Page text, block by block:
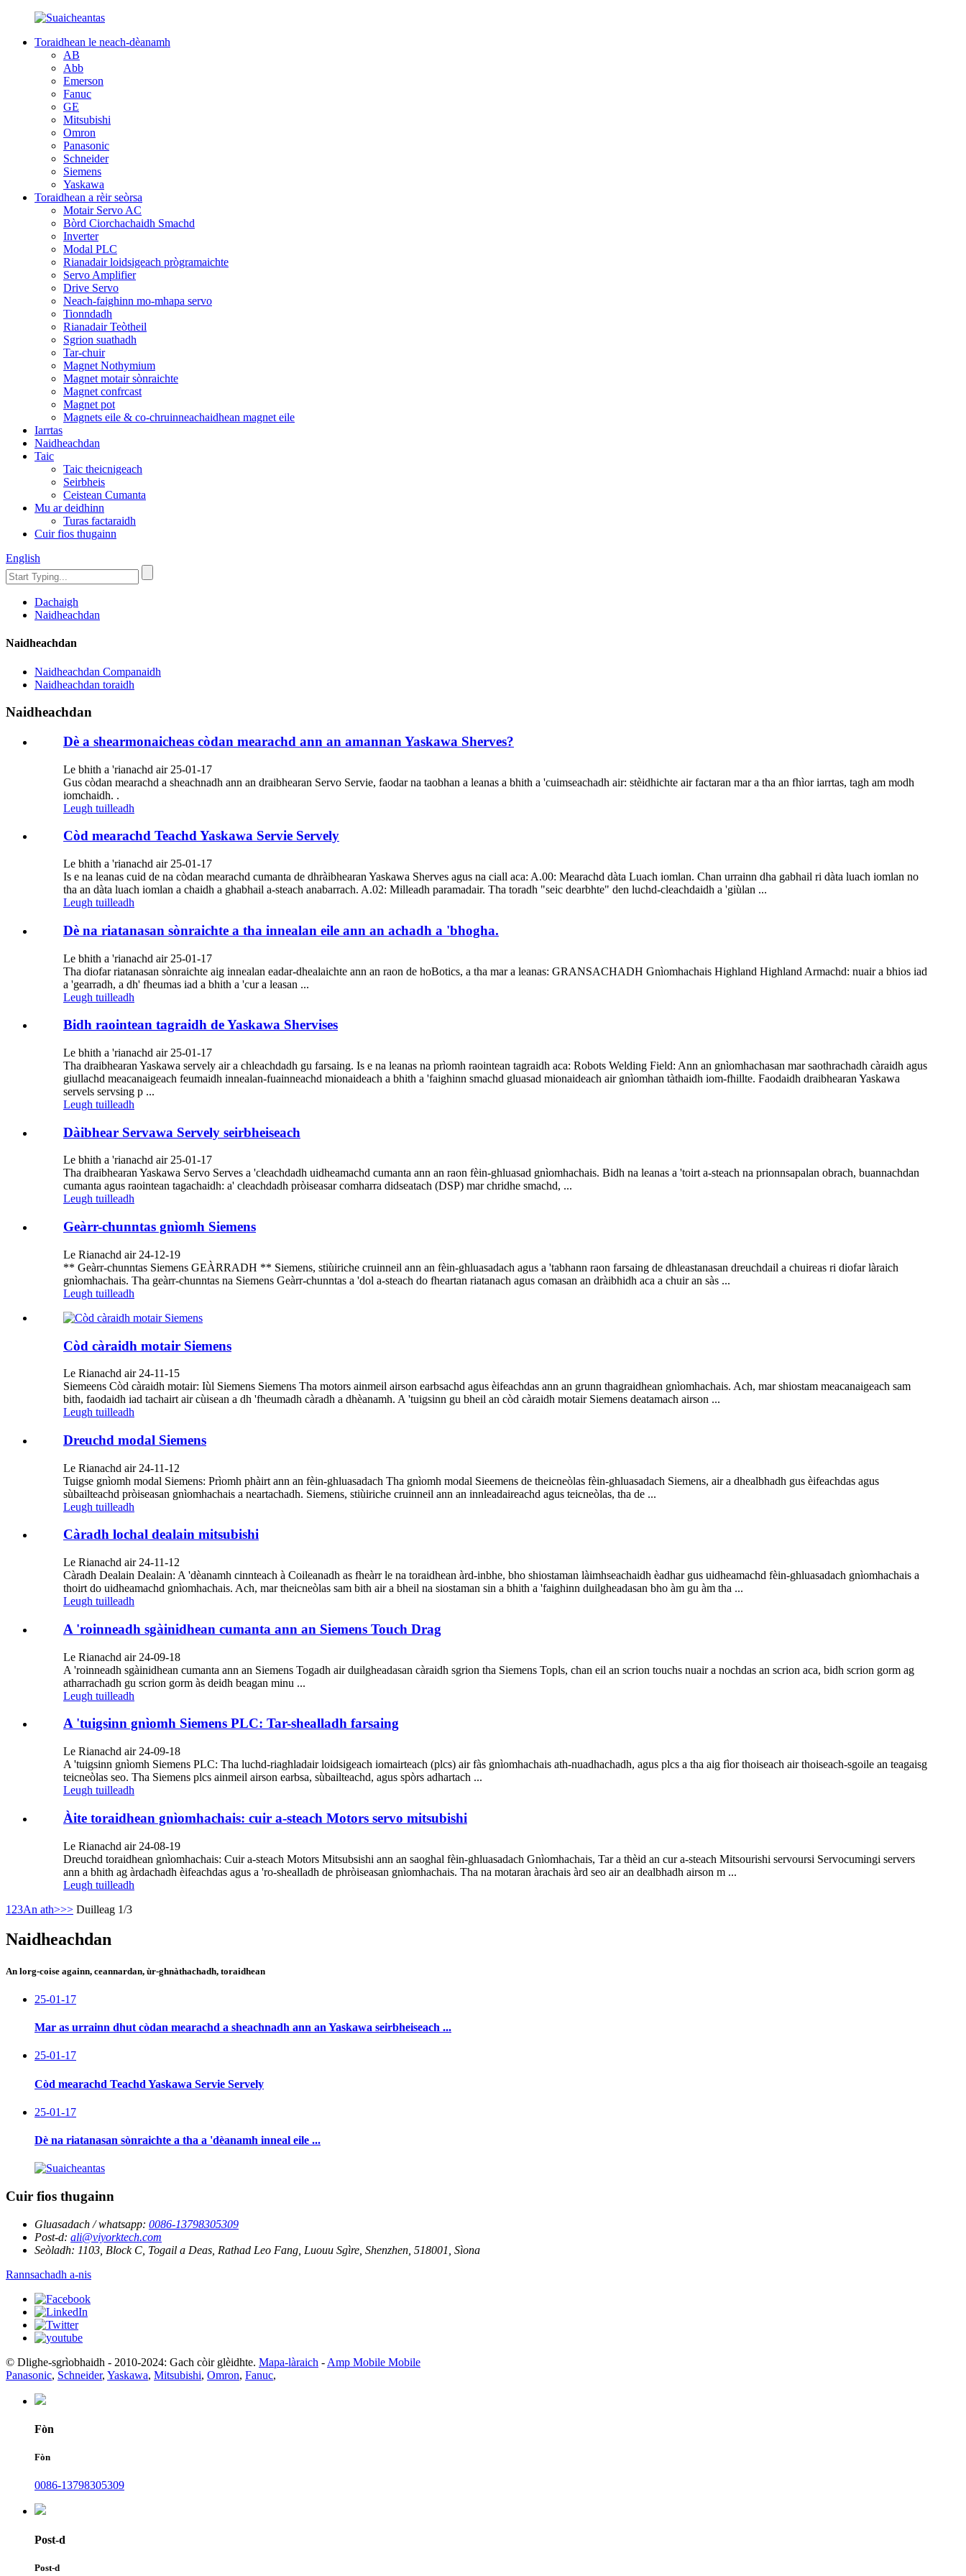
Toraidhean le neach-dèanamh
AB
Abb
Emerson
Fanuc
GE
Mitsubishi
Omron
Panasonic
Schneider
Siemens
Yaskawa
Toraidhean a rèir seòrsa
Motair Servo AC
Bòrd Ciorchachaidh Smachd
Inverter
Modal PLC
Rianadair loidsigeach prògramaichte
Servo Amplifier
Drive Servo
Neach-faighinn mo-mhapa servo
Tionndadh
Rianadair Teòtheil
Sgrion suathadh
Tar-chuir
Magnet Nothymium
Magnet motair sònraichte
Magnet confrcast
Magnet pot
Magnets eile & co-chruinneachaidhean magnet eile
Iarrtas
Naidheachdan
Taic
Taic theicnigeach
Seirbheis
Ceistean Cumanta
Mu ar deidhinn
Turas factaraidh
Cuir fios thugainn
English
Dachaigh
Naidheachdan
Naidheachdan
Naidheachdan Companaidh
Naidheachdan toraidh
Naidheachdan
Dè a shearmonaicheas còdan mearachd ann an amannan Yaskawa Sherves?
Le bhith a 'rianachd air 25-01-17
Gus còdan mearachd a sheachnadh ann an draibhearan Servo Servie, faodar na taobhan a leanas a bhith a 'cuimseachadh air: stèidhichte air factaran mar a tha an fhìor iarrtas, tagh am modh
iomchaidh. .
Leugh tuilleadh
Còd mearachd Teachd Yaskawa Servie Servely
Le bhith a 'rianachd air 25-01-17
Is e na leanas cuid de na còdan mearachd cumanta de dhràibhearan Yaskawa Sherves agus na ciall aca: A.00: Mearachd dàta Luach iomlan. Chan urrainn dha gabhail ri dàta luach iomlan no
tha an dàta luach iomlan a chaidh a ghabhail a-steach anabarrach. A.02: Milleadh paramadair. Tha toradh "seic dearbhte" den luchd-cleachdaidh a 'giùlan ...
Leugh tuilleadh
Dè na riatanasan sònraichte a tha innealan eile ann an achadh a 'bhogha.
Le bhith a 'rianachd air 25-01-17
Tha diofar riatanasan sònraichte aig innealan eadar-dhealaichte ann an raon de hoBotics, a tha mar a leanas: GRANSACHADH Gnìomhachais Highland Highland Armachd: nuair a bhios iad
a 'gearradh, a dh' fheumas iad a bhith a 'cur a leasan ...
Leugh tuilleadh
Bidh raointean tagraidh de Yaskawa Shervises
Le bhith a 'rianachd air 25-01-17
Tha draibhearan Yaskawa servely air a chleachdadh gu farsaing. Is e na leanas na prìomh raointean tagraidh aca: Robots Welding Field: Ann an gnìomhachasan mar saothrachadh càraidh agus
giullachd meacanaigeach feumaidh innealan-fuainneachd mionaideach a bhith a 'faighinn smachd gluasad mionaideach air gnìomhan tàthaidh iom-fhillte. Faodaidh draibhearan Yaskawa
servels servsing p ...
Leugh tuilleadh
Dàibhear Servawa Servely seirbheiseach
Le bhith a 'rianachd air 25-01-17
Tha draibhearan Yaskawa Servo Serves a 'cleachdadh uidheamachd cumanta ann an raon fèin-ghluasad gnìomhachais. Bidh na leanas a 'toirt a-steach na prionnsapalan obrach, buannachdan
cumanta agus raointean tagachaidh: a' cleachdadh pròiseasar comharra didseatach (DSP) mar chridhe smachd, ...
Leugh tuilleadh
Geàrr-chunntas gnìomh Siemens
Le Rianachd air 24-12-19
** Geàrr-chunntas Siemens GEÀRRADH ** Siemens, stiùiriche cruinneil ann an fèin-ghluasadach agus a 'tabhann raon farsaing de dhleastanasan dreuchdail a chuireas ri diofar làraich
gnìomhachais. Tha geàrr-chunntas na Siemens Geàrr-chunntas a 'dol a-steach do fheartan riatanach agus comasan an dràibhidh aca a chuir an sàs ...
Leugh tuilleadh
Còd càraidh motair Siemens
Le Rianachd air 24-11-15
Siemeens Còd càraidh motair: Iùl Siemens Siemens Tha motors ainmeil airson earbsachd agus èifeachdas ann an grunn thagraidhean gnìomhachais. Ach, mar shiostam meacanaigeach sam
bith, faodaidh iad tachairt air cùisean a dh 'fheumadh càradh a dhèanamh. A 'tuigsinn gu bheil an còd càraidh motair Siemens deatamach airson ...
Leugh tuilleadh
Dreuchd modal Siemens
Le Rianachd air 24-11-12
Tuigse gnìomh modal Siemens: Prìomh phàirt ann an fèin-ghluasadach Tha gnìomh modal Sieemens de theicneòlas fèin-ghluasadach Siemens, air a dhealbhadh gus èifeachdas agus
sùbailteachd pròiseasan gnìomhachais a neartachadh. Siemens, stiùiriche cruinneil ann an innleadaireachd agus teicneòlas, tha de ...
Leugh tuilleadh
Càradh lochal dealain mitsubishi
Le Rianachd air 24-11-12
Càradh Dealain Dealain: A 'dèanamh cinnteach à Coileanadh as fheàrr le na toraidhean àrd-inbhe, bho shiostaman làimhseachaidh èadhar gus uidheamachd fèin-ghluasadach gnìomhachais a
thoirt do uidheamachd gnìomhachais. Ach, mar theicneòlas sam bith air a bheil na siostaman sin a bhith a 'faighinn duilgheadasan bho àm gu àm tha ...
Leugh tuilleadh
A 'roinneadh sgàinidhean cumanta ann an Siemens Touch Drag
Le Rianachd air 24-09-18
A 'roinneadh sgàinidhean cumanta ann an Siemens Togadh air duilgheadasan càraidh sgrion tha Siemens Topls, chan eil an scrion touchs nuair a nochdas an scrion aca, bidh scrion gorm ag
atharrachadh gu scrion gorm às deidh beagan minu ...
Leugh tuilleadh
A 'tuigsinn gnìomh Siemens PLC: Tar-shealladh farsaing
Le Rianachd air 24-09-18
A 'tuigsinn gnìomh Siemens PLC: Tha luchd-riaghladair loidsigeach iomairteach (plcs) air fàs gnìomhachais ath-nuadhachadh, agus plcs a tha aig fìor thoiseach air thoiseach-sgoile an teagaisg
teicneòlas seo. Tha Siemens plcs ainmeil airson earbsa, sùbailteachd, agus spòrs adhartach ...
Leugh tuilleadh
Àite toraidhean gnìomhachais: cuir a-steach Motors servo mitsubishi
Le Rianachd air 24-08-19
Dreuchd toraidhean gnìomhachais: Cuir a-steach Motors Mitsubsishi ann an saoghal fèin-ghluasadach Gnìomhachais, Tar a thèid an cur a-steach Mitsourishi servoursi Servocumingi servers
ann a bhith ag àrdachadh èifeachdas agus a 'ro-shealladh de phròiseasan gnìomhachais. Tha na motaran àrachais àrd seo air an dealbhadh airson m ...
Leugh tuilleadh
1 23An ath>>> Duilleag 1/3
Naidheachdan
An lorg-coise againn, ceannardan, ùr-ghnàthachadh, toraidhean
25-01-17
Mar as urrainn dhut còdan mearachd a sheachnadh ann an Yaskawa seirbheiseach ...
25-01-17
Còd mearachd Teachd Yaskawa Servie Servely
25-01-17
Dè na riatanasan sònraichte a tha a 'dèanamh inneal eile ...
Cuir fios thugainn
Gluasadach / whatsapp: 0086-13798305309
Post-d: ali@viyorktech.com
Seòladh: 1103, Block C, Togail a Deas, Rathad Leo Fang, Luouu Sgìre, Shenzhen, 518001, Sìona
Rannsachadh a-nis
© Dlighe-sgrìobhaidh - 2010-2024: Gach còir glèidhte. Mapa-làraich - Amp Mobile Mobile
Panasonic, Schneider, Yaskawa, Mitsubishi, Omron, Fanuc,
Fòn
Fòn
0086-13798305309
Post-d
Post-d